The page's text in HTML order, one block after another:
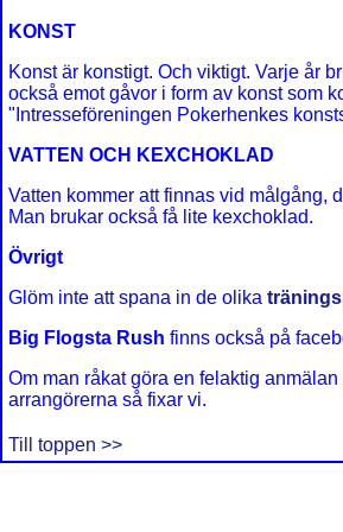
KONST
Konst är konstigt. Och viktigt. Varje år
också emot gåvor i form av konst som
"Intresseföreningen Pokerhenkes
VATTEN OCH KEXCHOKLAD
Vatten kommer att finnas vid målgång,
Man brukar också få lite kexchoklad.
Övrigt
Glöm inte att spana in de olika
Big Flogsta Rush finns också på
Om man råkat göra en felaktig
arrangörerna så fixar vi.
Till toppen >>